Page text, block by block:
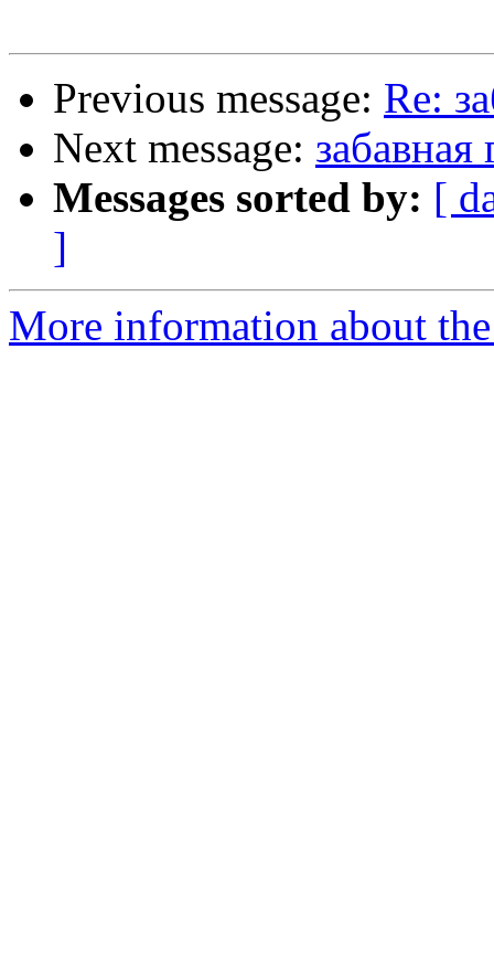
Previous message: Re:
Next message: забавная
Messages sorted by: [
]
More information about